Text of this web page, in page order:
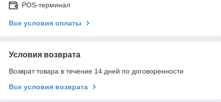
POS-терминал
Все условия оплаты
Условия возврата
Возврат товара в течение 14 дней по договоренности
Все условия возврата